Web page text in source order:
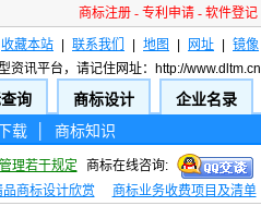
商标注册 - 专利申请 - 软件登记
收藏本站 联系我们 地图 网址
镜像
资讯平台，请记住网址：http://www.dltm.cn
询 商标设计
企业名录
载 商标知识
理若干规定
商标在线咨询:
品商标设计欣赏 商标业务收费项目及清单